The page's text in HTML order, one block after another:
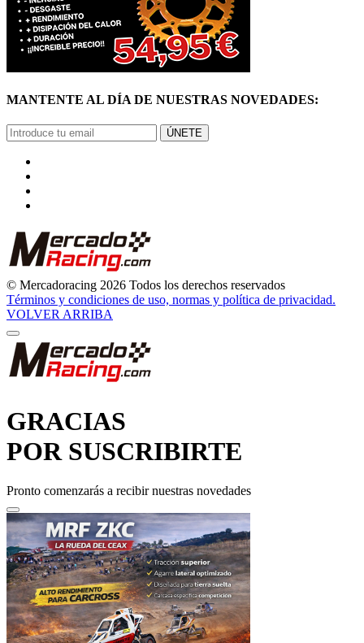
© Mercadoracing 2026 Todos los derechos reservados
Términos y condiciones de uso, normas y política de privacidad.
GRACIAS
POR SUSCRIBIRTE
Pronto comenzarás a recibir nuestras novedades